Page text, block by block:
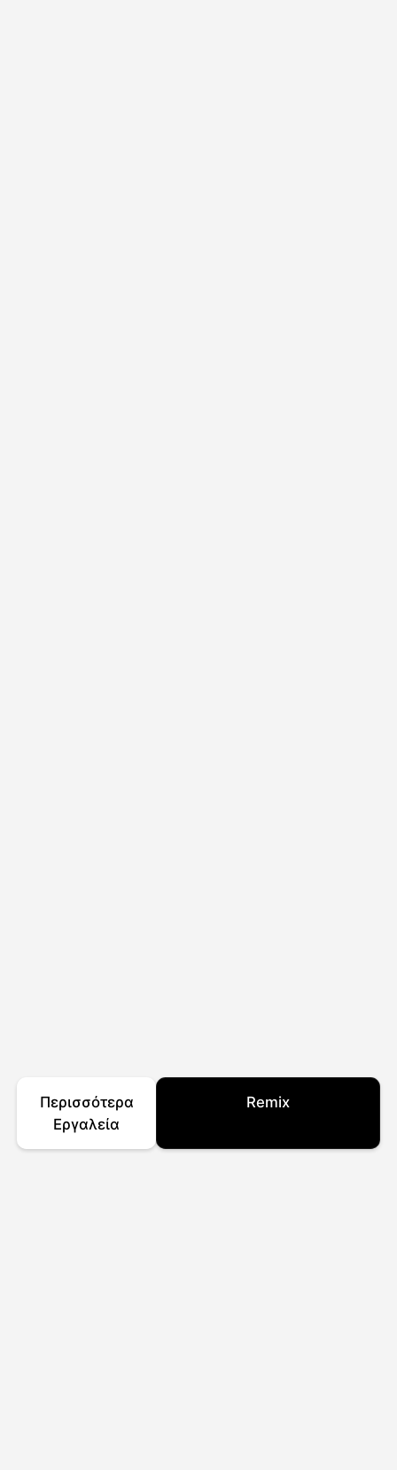
Περισσότερα
Εργαλεία
Remix